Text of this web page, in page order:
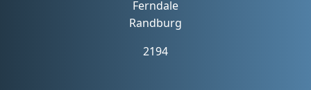
Ferndale
Randburg
2194